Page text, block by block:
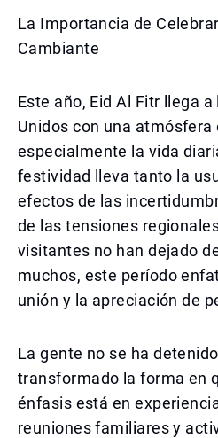
La Importancia de
Cambiante
Este año, Eid Al Fitr llega
Unidos con una
especialmente la vida
festividad lleva tanto la
efectos de las
de las tensiones
visitantes no han dejado
muchos, este período
unión y la apreciación de
La gente no se ha
transformado la forma en
énfasis está en
reuniones familiares y